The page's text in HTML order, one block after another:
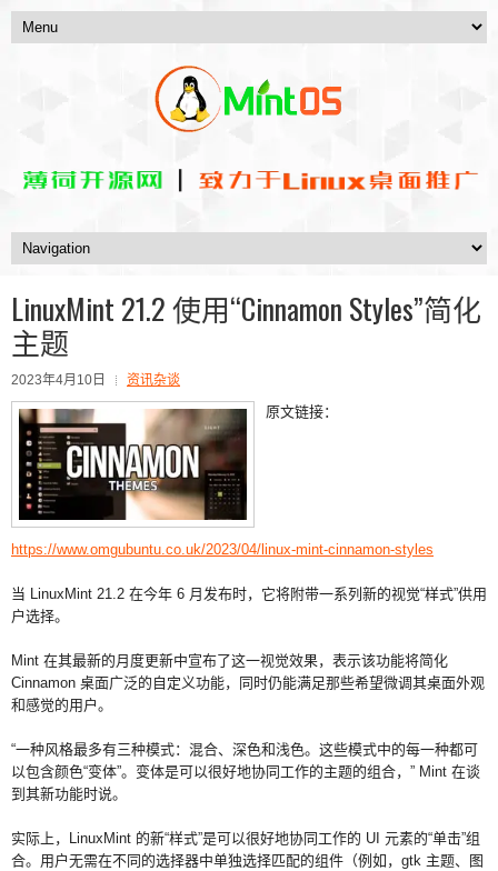
LinuxMint 21.2 使用“Cinnamon Styles”简化
主题
2023年4月10日 资讯杂谈
原文链接：
https://www.omgubuntu.co.uk/2023/04/linux-mint-cinnamon-styles
当 LinuxMint 21.2 在今年 6 月发布时，它将附带一系列新的视觉“样式”供用
户选择。
Mint 在其最新的月度更新中宣布了这一视觉效果，表示该功能将简化
Cinnamon 桌面广泛的自定义功能，同时仍能满足那些希望微调其桌面外观
和感觉的用户。
“一种风格最多有三种模式：混合、深色和浅色。这些模式中的每一种都可
以包含颜色“变体”。变体是可以很好地协同工作的主题的组合，” Mint 在谈
到其新功能时说。
实际上，LinuxMint 的新“样式”是可以很好地协同工作的 UI 元素的“单击”组
合。用户无需在不同的选择器中单独选择匹配的组件（例如，gtk 主题、图